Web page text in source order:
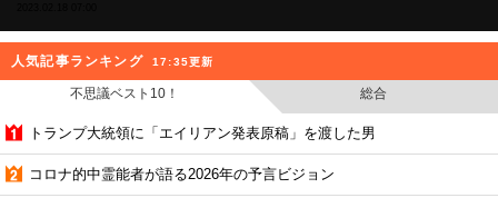
人気記事ランキング 17:35更新
不思議ベスト10！ 総合
トランプ大統領に「エイリアン発表原稿」を渡した男
コロナ的中霊能者が語る2026年の予言ビジョン